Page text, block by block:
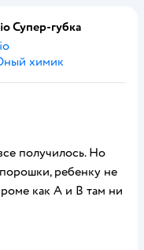
Супер-губка
химик
получилось. Но
ребенку не
как А и В там ни